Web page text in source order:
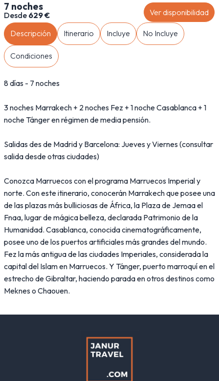
Descripción Itinerario Incluye No Incluye
Condiciones
8 días - 7 noches
3 noches Marrakech + 2 noches Fez + 1 noche Casablanca + 1
noche Tánger en régimen de media pensión.
Salidas des de Madrid y Barcelona: Jueves y Viernes (consultar
salida desde otras ciudades)
Conozca Marruecos con el programa Marruecos Imperial y
norte. Con este itinerario, conocerán Marrakech que posee una
de las plazas más bulliciosas de África, la Plaza de Jemaa el
Fnaa, lugar de mágica belleza, declarada Patrimonio de la
Humanidad. Casablanca, conocida cinematográficamente,
posee uno de los puertos artificiales más grandes del mundo.
Fez la más antigua de las ciudades Imperiales, considerada la
capital del Islam en Marruecos. Y Tánger, puerto marroquí en el
estrecho de Gibraltar, haciendo parada en otros destinos como
Meknes o Chaouen.
7 noches
Desde 629 € Ver disponibilidad